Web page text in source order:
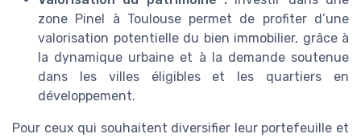
zone Pinel à Toulouse permet de profiter d’une
valorisation potentielle du bien immobilier, grâce à
la dynamique urbaine et à la demande soutenue
dans les villes éligibles et les quartiers en
développement.
Pour ceux qui souhaitent diversifier leur portefeuille et